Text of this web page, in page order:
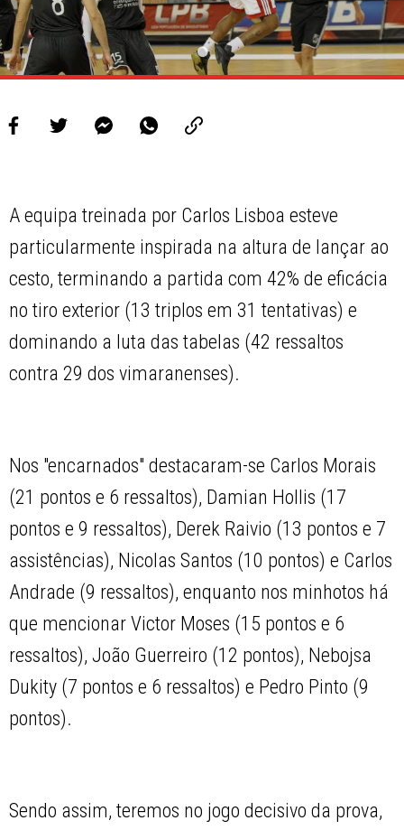
A equipa treinada por Carlos Lisboa esteve
particularmente inspirada na altura de lançar ao
cesto, terminando a partida com 42% de eficácia
no tiro exterior (13 triplos em 31 tentativas) e
dominando a luta das tabelas (42 ressaltos
contra 29 dos vimaranenses).
Nos "encarnados" destacaram-se Carlos Morais
(21 pontos e 6 ressaltos), Damian Hollis (17
pontos e 9 ressaltos), Derek Raivio (13 pontos e 7
assistências), Nicolas Santos (10 pontos) e Carlos
Andrade (9 ressaltos), enquanto nos minhotos há
que mencionar Victor Moses (15 pontos e 6
ressaltos), João Guerreiro (12 pontos), Nebojsa
Dukity (7 pontos e 6 ressaltos) e Pedro Pinto (9
pontos).
Sendo assim, teremos no jogo decisivo da prova,